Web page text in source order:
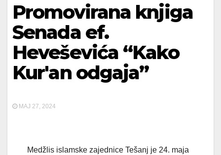
Promovirana knjiga
Senada ef.
Heveševića “Kako
Kur'an odgaja”
MAJ 27, 2024
Medžlis islamske zajednice Tešanj je 24. maja